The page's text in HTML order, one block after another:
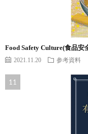
Food Safety Culture(食品
2021.11.20 参考資料